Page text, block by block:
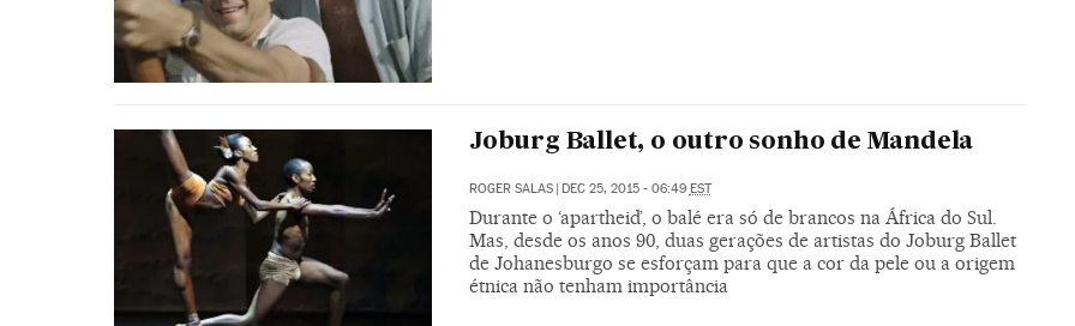
Joburg Ballet, o outro sonho de Mandela
ROGER SALAS DEC 25, 2015 - 06:49 EST
Durante o ‘apartheid’, o balé era só de brancos na África do Sul.
Mas, desde os anos 90, duas gerações de artistas do Joburg Ballet
de Johanesburgo se esforçam para que a cor da pele ou a origem
étnica não tenham importância